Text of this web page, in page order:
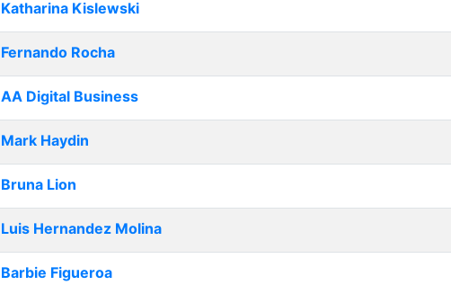
Katharina Kislewski
Fernando Rocha
AA Digital Business
Mark Haydin
Bruna Lion
Luis Hernandez Molina
Barbie Figueroa